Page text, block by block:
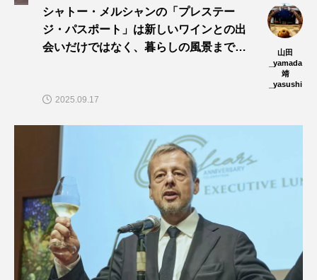
シャトー・メルシャンの「プレステー
ジ・パスポート」は新しいワインとの出
会いだけではなく、暮らしの風景まで変
山田
_yamada
靖
_yasushi
2025.09.17